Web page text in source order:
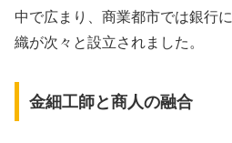
中で広まり、商業都市では銀行
織が次々と設立されました。
金細工師と商人の融合